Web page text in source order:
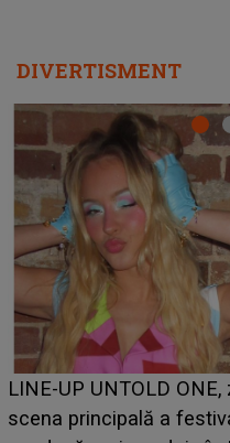
DIVERTISMENT
Ce a dezvăluit noua
luat prin surprindere